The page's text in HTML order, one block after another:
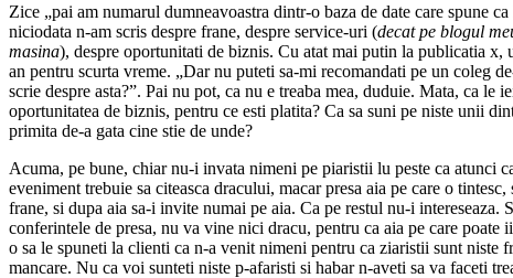
Zice „pai am numarul dumneavoastra dintr-o baza de date care spune
niciodata n-am scris despre frane, despre service-uri (decat pe blogul
masina), despre oportunitati de biznis. Cu atat mai putin la publicatia x,
an pentru scurta vreme. „Dar nu puteti sa-mi recomandati pe un coleg
scrie despre asta?”. Pai nu pot, ca nu e treaba mea, duduie. Mata, ca le
oportunitatea de biznis, pentru ce esti platita? Ca sa suni pe niste unii
primita de-a gata cine stie de unde?
Acuma, pe bune, chiar nu-i invata nimeni pe piaristii lu peste ca atunci
eveniment trebuie sa citeasca dracului, macar presa aia pe care o
frane, si dupa aia sa-i invite numai pe aia. Ca pe restul nu-i intereseaza.
conferintele de presa, nu va vine nici dracu, pentru ca aia pe care poate
o sa le spuneti la clienti ca n-a venit nimeni pentru ca ziaristii sunt niste
mancare. Nu ca voi sunteti niste p-afaristi si habar n-aveti sa va faceti